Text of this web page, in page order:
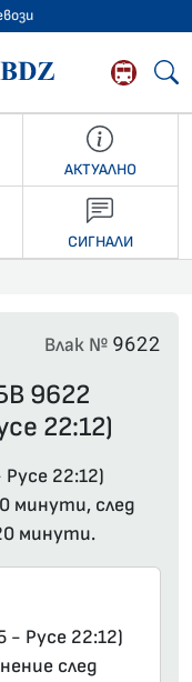
БДЖ -
АКТУАЛНО
СИГНАЛИ
Влак № 9622
9622
22:12)
22:12)
минути, след
минути.
- Русе 22:12)
след